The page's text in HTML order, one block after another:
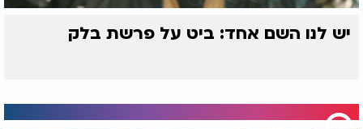
יש לנו השם אחד: ביט על פרשת בלק